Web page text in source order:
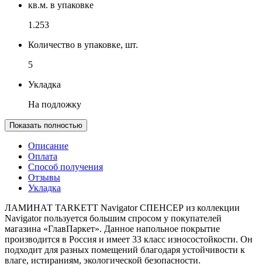
кв.м. в упаковке
1.253
Количество в упаковке, шт.
5
Укладка
На подложку
Показать полностью
Описание
Оплата
Способ получения
Отзывы
Укладка
ЛАМИНАТ TARKETT Navigator СПЕНСЕР из коллекции
Navigator пользуется большим спросом у покупателей
магазина «ГлавПаркет». Данное напольное покрытие
производится в Россия и имеет 33 класс износостойкости. Он
подходит для разных помещений благодаря устойчивости к
влаге, истираниям, экологической безопасности.